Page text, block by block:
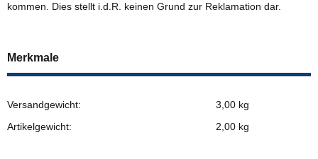
kommen. Dies stellt i.d.R. keinen Grund zur Reklamation dar.
Merkmale
Versandgewicht:
3,00 kg
Artikelgewicht:
2,00 kg